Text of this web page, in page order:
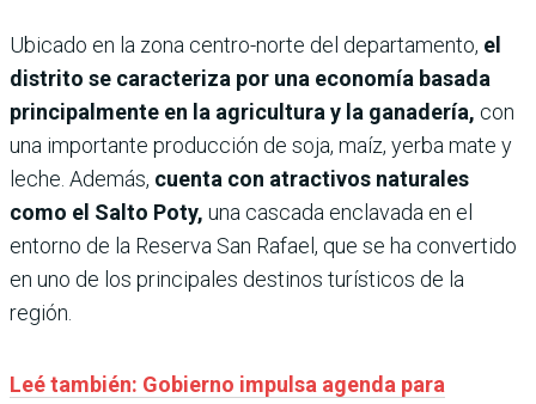
Ubicado en la zona centro-norte del departamento, el
distrito se caracteriza por una economía basada
principalmente en la agricultura y la ganadería, con
una importante producción de soja, maíz, yerba mate y
leche. Además, cuenta con atractivos naturales
como el Salto Poty, una cascada enclavada en el
entorno de la Reserva San Rafael, que se ha convertido
en uno de los principales destinos turísticos de la
región.
Leé también: Gobierno impulsa agenda para